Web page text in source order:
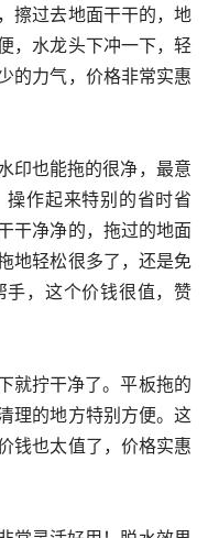
擦过去地面干干的，地
，水龙头下冲一下，轻
的力气，价格非常实惠
作起来特别的省时省
干净净的，拖过的地面
地轻松很多了，还是免
，这个价钱很值，赞
理的地方特别方便。这
钱也太值了，价格实惠